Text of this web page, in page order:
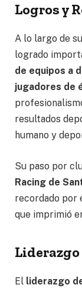
Logros y
A lo largo de
logrado
de equipos a
jugadores de
resultados
humano y
Su paso por
Racing de
recordado por
que imprimió
Liderazgo
El liderazgo